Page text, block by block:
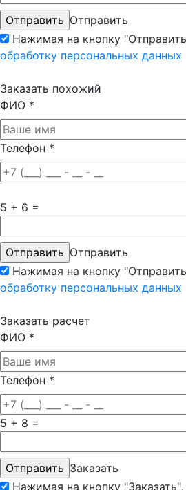
Отправить
Нажимая на кнопку
обработку персональных данных
Заказать похожий
ФИО *
Телефон *
5 + 6 =
Отправить
Нажимая на кнопку
обработку персональных данных
Заказать расчет
ФИО *
Телефон *
5 + 8 =
Заказать
Нажимая на кнопку